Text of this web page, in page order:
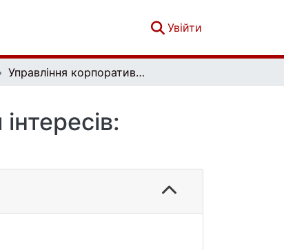
Увійти
Управління корпоративними конфліктами інтересів: гносеологічний аспект